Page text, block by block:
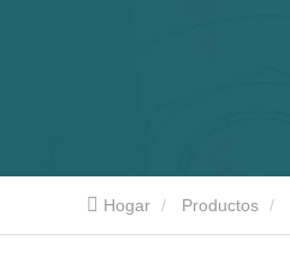
Hogar Productos